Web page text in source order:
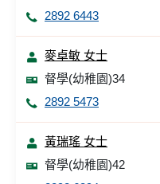
2892 6443
麥卓敏 女士
督學(幼稚園)34
2892 5473
黃瑞瑤 女士
督學(幼稚園)42